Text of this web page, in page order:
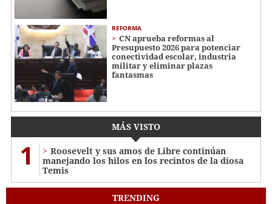
REFORMA
CN aprueba reformas al
Presupuesto 2026 para potenciar
conectividad escolar, industria
militar y eliminar plazas
fantasmas
MÁS VISTO
1
Roosevelt y sus amos de Libre continúan
manejando los hilos en los recintos de la diosa
Temis
TRENDING